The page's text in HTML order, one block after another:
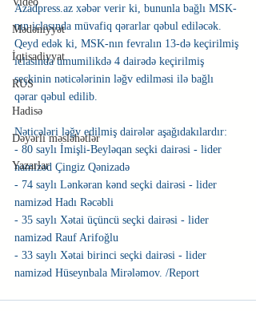
Mədəniyyət
İqtisadiyyat
RUS
Hadisə
Dəyərli məsləhətlər
Yazarlar
Azadpress.az xəbər verir ki, bununla bağlı MSK-
nın iclasında müvafiq qərarlar qəbul ediləcək.
Qeyd edək ki, MSK-nın fevralın 13-də keçirilmiş
iclasında ümumilikdə 4 dairədə keçirilmiş
seçkinin nəticələrinin ləğv edilməsi ilə bağlı
qərar qəbul edilib.
Nəticələri ləğv edilmiş dairələr aşağıdakılardır:
- 80 saylı İmişli-Beyləqan seçki dairəsi - lider
namizəd Çingiz Qənizadə
- 74 saylı Lənkəran kənd seçki dairəsi - lider
namizəd Hadı Rəcəbli
- 35 saylı Xətai üçüncü seçki dairəsi - lider
namizəd Rauf Arifoğlu
- 33 saylı Xətai birinci seçki dairəsi - lider
namizəd Hüseynbala Mirələmov. /Report